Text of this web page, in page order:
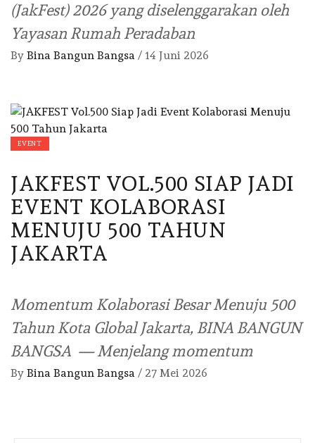
(JakFest) 2026 yang diselenggarakan oleh
Yayasan Rumah Peradaban
By Bina Bangun Bangsa / 14 Juni 2026
EVENT
JAKFEST VOL.500 SIAP JADI
EVENT KOLABORASI
MENUJU 500 TAHUN
JAKARTA
Momentum Kolaborasi Besar Menuju 500
Tahun Kota Global Jakarta, BINA BANGUN
BANGSA — Menjelang momentum
By Bina Bangun Bangsa / 27 Mei 2026